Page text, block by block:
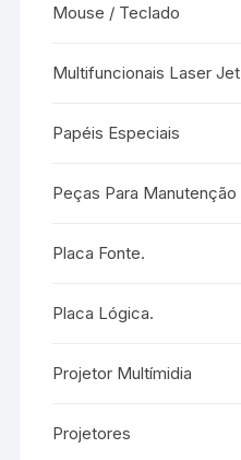
Mouse / Teclado
Multifuncionais Laser Jet
Papéis Especiais
Peças Para Manutenção
Placa Fonte.
Placa Lógica.
Projetor Multímidia
Projetores